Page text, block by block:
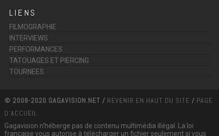
LIENS
FILMOGRAPHIE
INTERVIEWS
PERFORMANCES
TATOUAGES ET PIERCING
TOURNEES
© 2008-2020 GAGAVISION.NET / REVENIR EN HAUT DU SITE / PAGE
D'ACCUEIL
Gagavision n'héberge pas de contenu multimédia illégal. La loi
française vous autorise à télécharger un fichier seulement si vous